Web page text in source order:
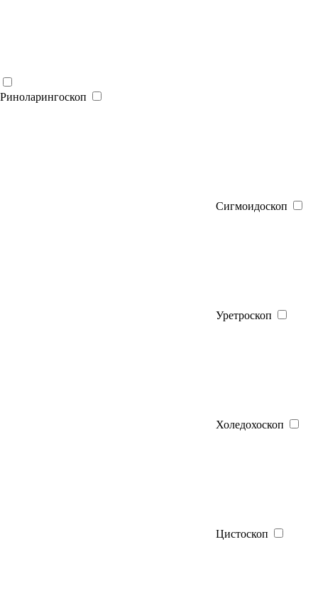
Риноларингоскоп
Сигмоидоскоп
Уретроскоп
Холедохоскоп
Цистоскоп